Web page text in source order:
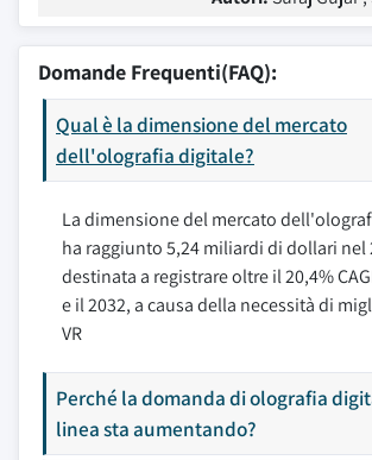
Domande Frequenti(FAQ):
Qual è la dimensione del mercato
dell'olografia digitale?
La dimensione del mercato
ha raggiunto 5,24 miliardi di dollari nel
destinata a registrare oltre il 20,4%
e il 2032, a causa della necessità di
VR
Perché la domanda di olografia
linea sta aumentando?